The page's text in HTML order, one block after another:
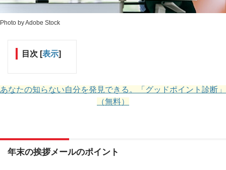
Photo by Adobe Stock
目次 [表示]
あなたの知らない自分を発見できる。「グッドポイント診断」
（無料）
年末の挨拶メールのポイント